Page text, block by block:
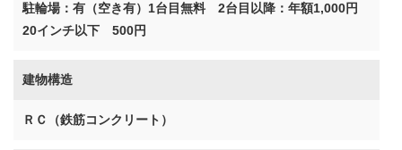
駐輪場：有（空き有）1台目無料 2台目以降：年額1,000円
20インチ以下 500円
建物構造
ＲＣ（鉄筋コンクリート）